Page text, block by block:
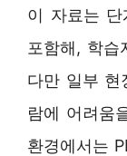
이 자료는
포함해, 학습
다만 일부 현
람에 어려움
환경에서는